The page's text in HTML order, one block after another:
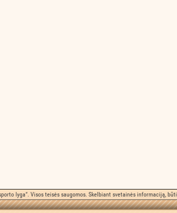
lyga“. Visos teisės saugomos. Skelbiant svetainės informaciją,